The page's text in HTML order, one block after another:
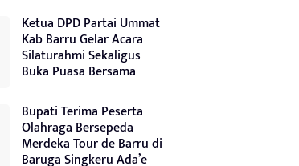
Ketua DPD Partai Ummat
Kab Barru Gelar Acara
Silaturahmi Sekaligus
Buka Puasa Bersama
Bupati Terima Peserta
Olahraga Bersepeda
Merdeka Tour de Barru di
Baruga Singkeru Ada’e